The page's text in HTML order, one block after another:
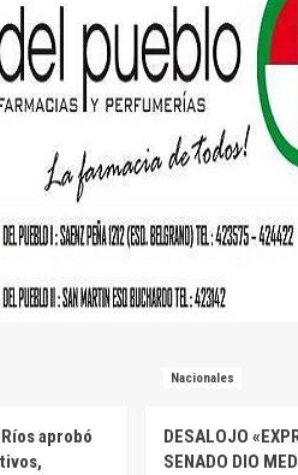
aprobó
Nacionales
DESALOJO
SENADO DIO